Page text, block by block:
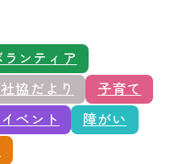
ランティア
協だより
子育て
ベント
障がい